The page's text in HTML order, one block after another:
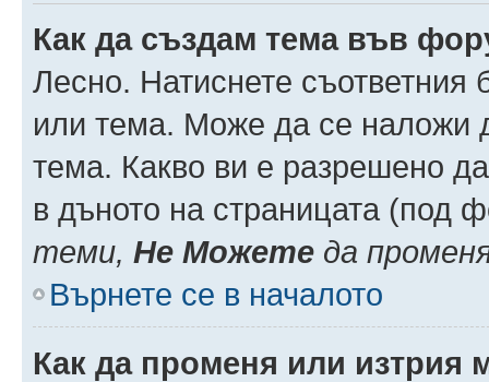
Как да създам тема във
Лесно. Натиснете съответния
или тема. Може да се наложи
тема. Какво ви е разрешено
в дъното на страницата (под
теми, Не Можете да
Върнете се в началото
Как да променя или изтрия